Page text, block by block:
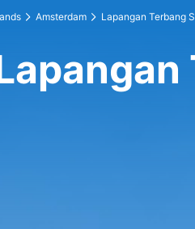
Amsterdam Lapangan Terbang